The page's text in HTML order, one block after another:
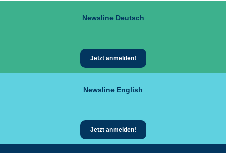
Newsline Deutsch
Jetzt anmelden!
Newsline English
Jetzt anmelden!